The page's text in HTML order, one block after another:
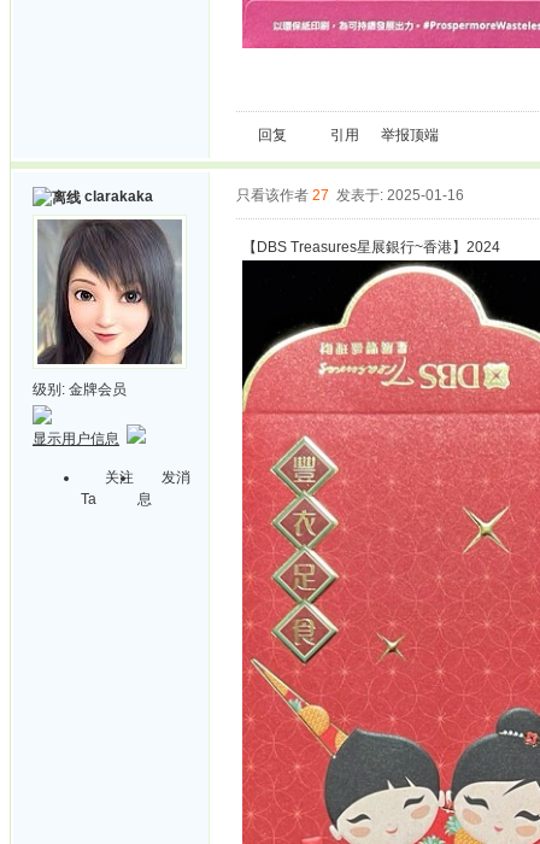
回复 引用 举报顶端
clarakaka
级别: 金牌会员
显示用户信息
关注
Ta
发消
息
只看该作者 27 发表于: 2025-01-16
【DBS Treasures星展銀行~香港】2024